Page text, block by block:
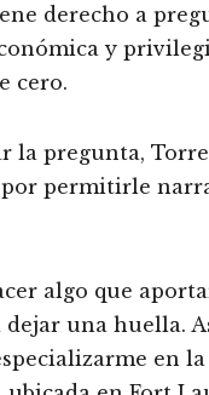
derecho a
y
cero.
la pregunta,
permitirle
algo que
una huella.
en